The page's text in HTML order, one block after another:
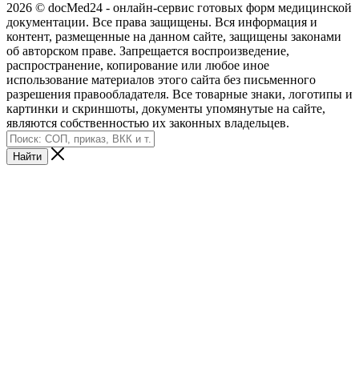
2026 © docMed24 - онлайн-сервис готовых форм медицинской
документации. Все права защищены. Вся информация и
контент, размещенные на данном сайте, защищены законами
об авторском праве. Запрещается воспроизведение,
распространение, копирование или любое иное
использование материалов этого сайта без письменного
разрешения правообладателя. Все товарные знаки, логотипы и
картинки и скриншоты, документы упомянутые на сайте,
являются собственностью их законных владельцев.
Найти